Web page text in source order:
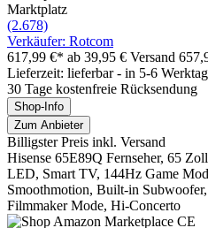
Marktplatz
(2.678)
Verkäufer: Rotcom
617,99 €* ab 39,95 € Versand
Lieferzeit: lieferbar - in 5-6
30 Tage kostenfreie Rücksendung
Shop-Info
Zum Anbieter
Billigster Preis inkl. Versand
Hisense 65E89Q Fernseher, 65
LED, Smart TV, 144Hz Game
Smoothmotion, Built-in
Filmmaker Mode, Hi-Concerto